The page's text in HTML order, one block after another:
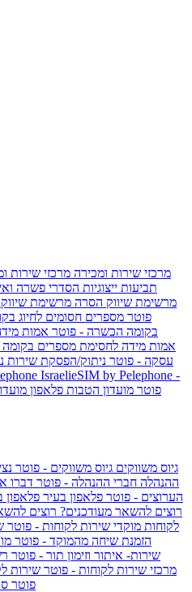
מרכזי שירות ומכירה מרכזי שירות
תביעות ייצוגיות הסדרי פשרה
מרשימת שיווק הסרה מרשימת
פוטר מספרים חסומים לחיוג
בקומה הכשרה - פוטר אמות
אמות מידה לחסימת מספרים
עסקה - פוטר ניתוק/הפסקת שירות
IsraelieSIM by Pelephone -
פוטר מועדון הטבות פלאפון
גיוס משווקים גיוס משווקים - פוטר
ההנהלה חברי ההנהלה - פוטר דברו
הערוצים - פוטר פלאפון בעיר פלאפון
רוצים להשאר מעודכנים? רוצים
לקוחות מוקדי שירות לקוחות - פוטר
הזמנת שיחה מהמוקד - פוטר
שירות- איתור וזימון תור - פוטר
מרכזי שירות לקוחות - פוטר שירות
פוטר